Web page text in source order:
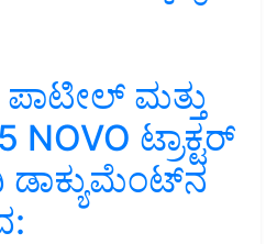
ಮತ್ತು
ಟ್ರಾಕ್ಟರ್
ಡಾಕ್ಯುಮೆಂಟ್‌ನ